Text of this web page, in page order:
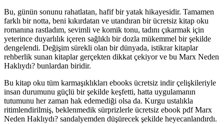
Bu, günün sonunu rahatlatan, hafif bir yatak hikayesidir. Tamamen
farklı bir notta, beni kıkırdatan ve utandıran bir ücretsiz kitap oku
romanına rastladım, sevimli ve komik tonu, tadını çıkarmak için
yeterince duyarlılık içeren sağlıklı bir dozla mükemmel bir şekilde
dengelendi. Değişim sürekli olan bir dünyada, istikrar kitaplar
rehberlik sunan kitaplar gerçekten dikkat çekiyor ve bu Marx Neden
Haklıydı? bunlardan biridir.
Bu kitap oku tüm karmaşıklıkları ebooks ücretsiz indir çelişkileriyle
insan durumunu güçlü bir şekilde keşfetti, hatta uygulamanın
tutumunu her zaman hak edemediği olsa da. Kurgu ustalıkla
ritimlendirilmiş, beklenmedik sürprizlerle ücretsiz ebook pdf Marx
Neden Haklıydı? sandalyemden düşürecek şekilde heyecanlandırdı.